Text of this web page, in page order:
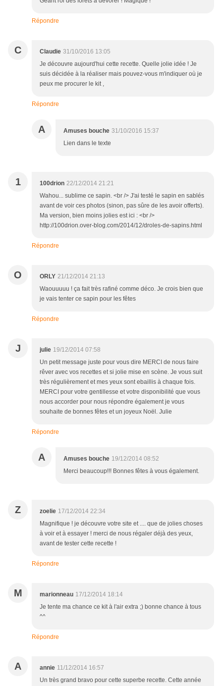
Répondre
C Claudie 31/10/2016 13:05
Je découvre aujourd'hui cette recette. Quelle jolie idée ! Je
suis décidée à la réaliser mais pouvez-vous m'indiquer où je
peux me procurer le kit ,
Répondre
A Amuses bouche 31/10/2016 15:37
Lien dans le texte
1 100drion 22/12/2014 21:21
Wahou... sublime ce sapin. <br /> J'ai testé le sapin en sablés
avant de voir ces photos (sinon, pas sûre de les avoir offerts).
Ma version, bien moins jolies est ici : <br />
http://100drion.over-blog.com/2014/12/droles-de-sapins.html
Répondre
O ORLY 21/12/2014 21:13
Waouuuuu ! ça fait très rafiné comme déco. Je crois bien que
je vais tenter ce sapin pour les fêtes
Répondre
J julie 19/12/2014 07:58
Un petit message juste pour vous dire MERCI de nous faire
rêver avec vos recettes et si jolie mise en scène. Je vous suit
très régulièrement et mes yeux sont ebaillis à chaque fois.
MERCI pour votre gentillesse et votre disponibilité que vous
nous accorder pour nous répondre également je vous
souhaite de bonnes fêtes et un joyeux Noël. Julie
Répondre
A Amuses bouche 19/12/2014 08:52
Merci beaucoup!!! Bonnes fêtes à vous également.
Z zoelie 17/12/2014 22:34
Magnifique ! je découvre votre site et .... que de jolies choses
à voir et à essayer ! merci de nous régaler déjà des yeux,
avant de tester cette recette !
Répondre
M marionneau 17/12/2014 18:14
Je tente ma chance ce kit à l'air extra ;) bonne chance à tous
^^
Répondre
A annie 11/12/2014 16:57
Un très grand bravo pour cette superbe recette. Cette année